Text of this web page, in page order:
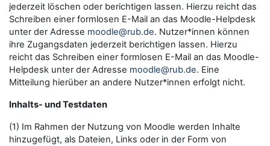
jederzeit löschen oder berichtigen lassen. Hierzu reicht das
Schreiben einer formlosen E-Mail an das Moodle-Helpdesk
unter der Adresse moodle@rub.de. Nutzer*innen können
ihre Zugangsdaten jederzeit berichtigen lassen. Hierzu
reicht das Schreiben einer formlosen E-Mail an das Moodle-
Helpdesk unter der Adresse moodle@rub.de. Eine
Mitteilung hierüber an andere Nutzer*innen erfolgt nicht.
Inhalts- und Testdaten
(1) Im Rahmen der Nutzung von Moodle werden Inhalte
hinzugefügt, als Dateien, Links oder in der Form von